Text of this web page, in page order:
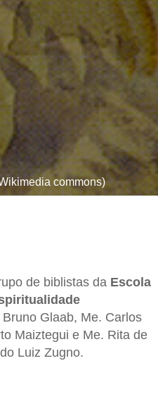
commons)
de biblistas da Escola
Bruno Glaab, Me. Carlos
Maiztegui e Me. Rita de
Luiz Zugno.